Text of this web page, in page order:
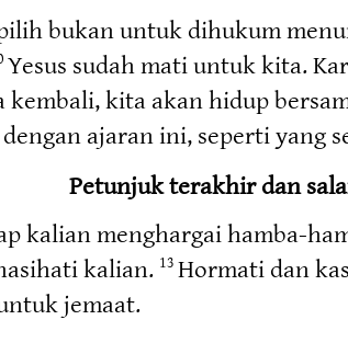
bukan untuk dihukum
Yesus sudah mati untuk kita.
kita akan hidup
ajaran ini, seperti yang
Petunjuk terakhir dan
kalian menghargai hamba-
kalian. 13 Hormati dan
jemaat.